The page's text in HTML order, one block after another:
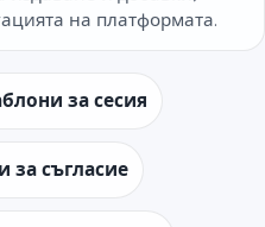
на платформата.
за сесия
за съгласие